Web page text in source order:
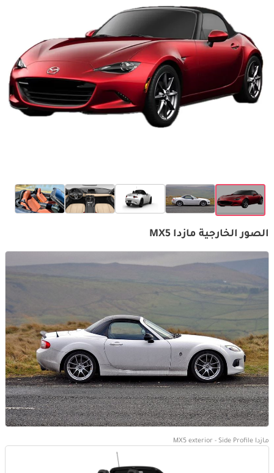
الصور الخارجية مازدا MX5
مازدا MX5 exterior - Side Profile